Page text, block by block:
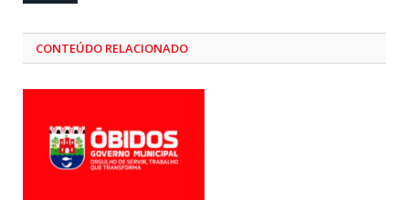
CONTEÚDO RELACIONADO